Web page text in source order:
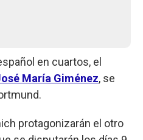
en cuartos, el
María Giménez, se
protagonizarán el otro